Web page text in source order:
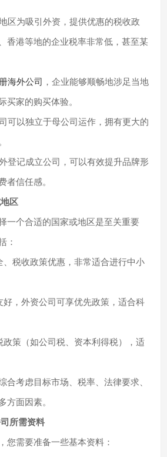
区为吸引外资，提供优惠的税收政
香港等地的企业税率非常低，甚至某
海外公司 ，企业能够顺畅地涉足当地
买家的购买体验。
可以独立于母公司运作，拥有更大的
登记成立公司，可以有效提升品牌形
者信任感。
区
一个合适的国家或地区是至关重要
：
、税收政策优惠，非常适合进行中小
好，外资公司可享优先政策，适合科
政策（如公司税、资本利得税），适
合考虑目标市场、税率、法律要求、
方面因素。
所需资料
您需要准备一些基本资料：